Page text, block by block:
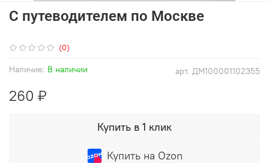
(0)
арт. ДМ100001102355
Наличие: В наличии
С путеводителем по Москве
260 ₽
Купить в 1 клик
Купить на Ozon